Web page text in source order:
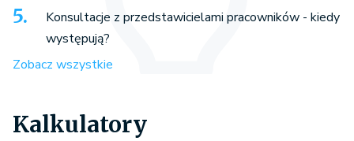
Konsultacje z przedstawicielami pracowników - kiedy
występują?
Zobacz wszystkie
Kalkulatory